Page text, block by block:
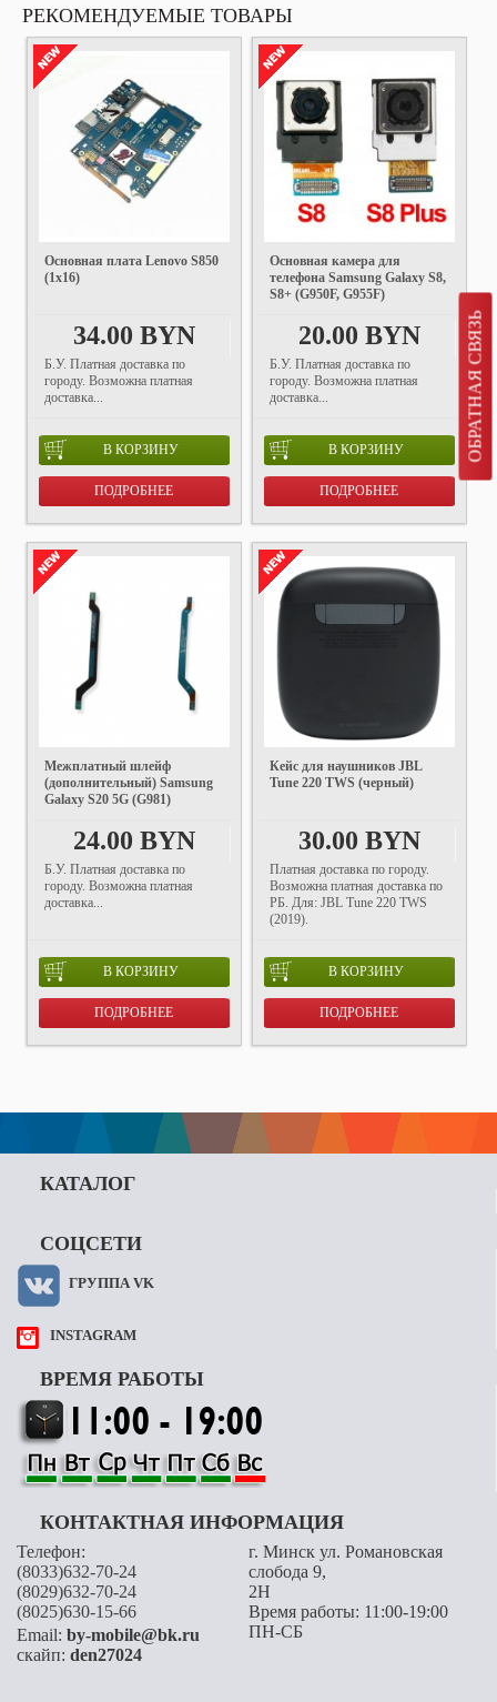
ОБРАТНАЯ СВЯЗЬ
РЕКОМЕНДУЕМЫЕ ТОВАРЫ
Основная плата Lenovo S850
(1x16)
34.00 BYN
Б.У. Платная доставка по
городу. Возможна платная
доставка...
В КОРЗИНУ
ПОДРОБНЕЕ
Основная камера для
телефона Samsung Galaxy S8,
S8+ (G950F, G955F)
20.00 BYN
Б.У. Платная доставка по
городу. Возможна платная
доставка...
В КОРЗИНУ
ПОДРОБНЕЕ
Межплатный шлейф
(дополнительный) Samsung
Galaxy S20 5G (G981)
24.00 BYN
Б.У. Платная доставка по
городу. Возможна платная
доставка...
В КОРЗИНУ
ПОДРОБНЕЕ
Кейс для наушников JBL
Tune 220 TWS (черный)
30.00 BYN
Платная доставка по городу.
Возможна платная доставка по
РБ. Для: JBL Tune 220 TWS
(2019).
В КОРЗИНУ
ПОДРОБНЕЕ
КАТАЛОГ
СОЦСЕТИ
ГРУППА VK
INSTAGRAM
ВРЕМЯ РАБОТЫ
КОНТАКТНАЯ ИНФОРМАЦИЯ
Телефон:
(8033)632-70-24
(8029)632-70-24
(8025)630-15-66
Email: by-mobile@bk.ru
скайп: den27024
г. Минск ул. Романовская
слобода 9,
2H
Время работы: 11:00-19:00
ПН-СБ